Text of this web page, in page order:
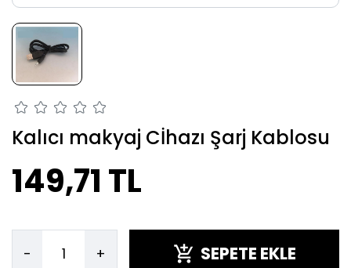
Kalıcı makyaj Cİhazı Şarj Kablosu
149,71 TL
- + SEPETE EKLE